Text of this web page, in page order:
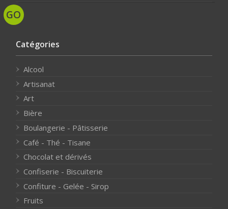
Catégories
Alcool
Artisanat
Art
Bière
Boulangerie - Pâtisserie
Café - Thé - Tisane
Chocolat et dérivés
Confiserie - Biscuiterie
Confiture - Gelée - Sirop
Fruits